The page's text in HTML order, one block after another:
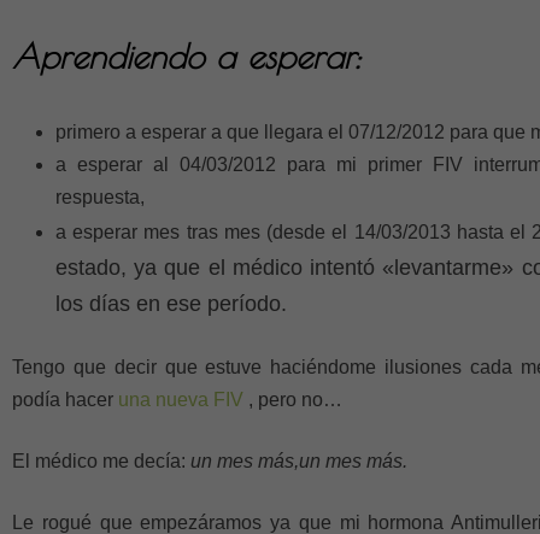
Aprendiendo a esperar:
primero a esperar a que llegara el 07/12/2012 para que
a esperar al 04/03/2012 para mi primer FIV
respuesta,
a esperar mes tras mes (desde el 14/03/2013 hasta el
estado, ya que el médico intentó «levantarme»
los días en ese período.
Tengo que decir que estuve haciéndome ilusiones cada
podía hacer una nueva FIV , pero no…
El médico me decía: un mes más,un mes más.
Le rogué que empezáramos ya que mi hormona